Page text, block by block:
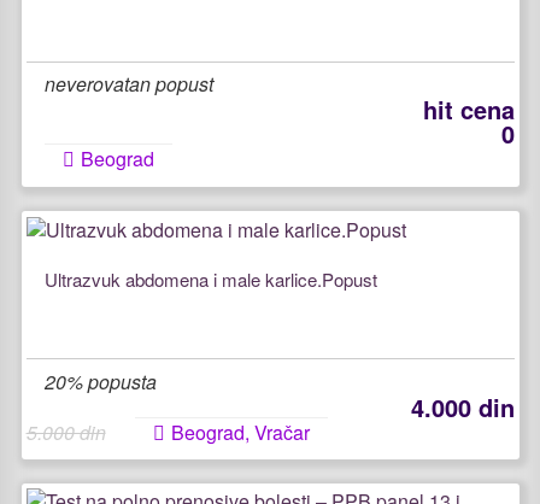
neverovatan popust
hit cena
0
Beograd
Ultrazvuk abdomena i male karlice.Popust
20% popusta
4.000 din
5.000 din Beograd, Vračar